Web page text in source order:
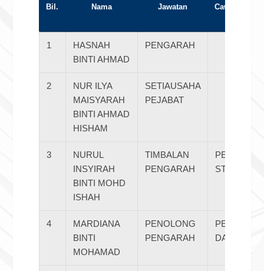
Bil. Nama Jawatan Cawangan /
1
HASNAH
BINTI AHMAD
PENGARAH
2
NUR ILYA
MAISYARAH
BINTI AHMAD
HISHAM
SETIAUSAHA
PEJABAT
3
NURUL
INSYIRAH
BINTI MOHD
ISHAH
TIMBALAN
PENGARAH
STRATEGIK
4
MARDIANA
BINTI
MOHAMAD
PENOLONG
PENGARAH
DAN